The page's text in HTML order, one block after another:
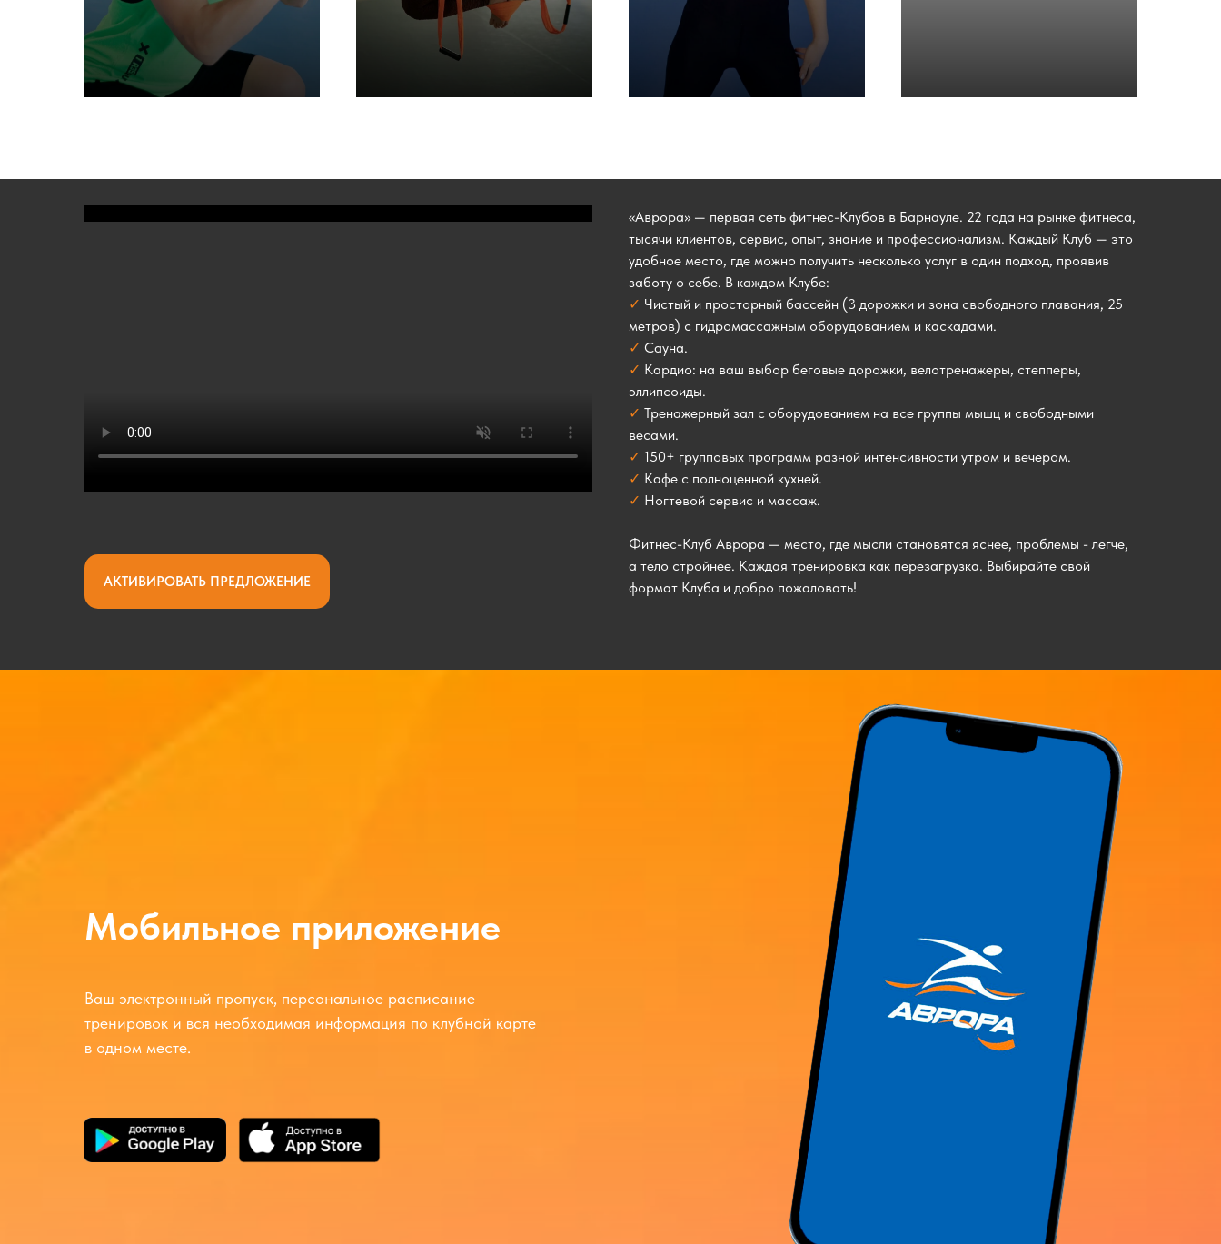
АКТИВИРОВАТЬ ПРЕДЛОЖЕНИЕ
«Аврора» — первая сеть фитнес-Клубов в Барнауле. 22 года на рынке фитнеса,
тысячи клиентов, сервис, опыт, знание и профессионализм. Каждый Клуб — это
удобное место, где можно получить несколько услуг в один подход, проявив
заботу о себе. В каждом Клубе:
✓ Чистый и просторный бассейн (3 дорожки и зона свободного плавания, 25
метров) с гидромассажным оборудованием и каскадами.
✓ Сауна.
✓ Кардио: на ваш выбор беговые дорожки, велотренажеры, степперы,
эллипсоиды.
✓ Тренажерный зал с оборудованием на все группы мышц и свободными
весами.
✓ 150+ групповых программ разной интенсивности утром и вечером.
✓ Кафе с полноценной кухней.
✓ Ногтевой сервис и массаж.
Фитнес-Клуб Аврора — место, где мысли становятся яснее, проблемы - легче,
а тело стройнее. Каждая тренировка как перезагрузка. Выбирайте свой
формат Клуба и добро пожаловать!
Мобильное приложение
Ваш электронный пропуск, персональное расписание
тренировок и вся необходимая информация по клубной карте
в одном месте.